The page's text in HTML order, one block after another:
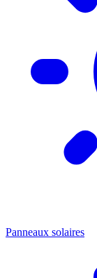
Panneaux solaires